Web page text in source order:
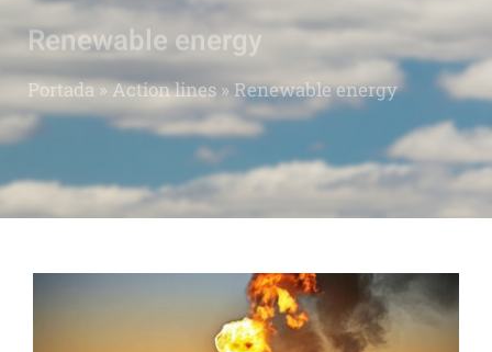
Renewable energy
Portada»Action lines » Renewable energy